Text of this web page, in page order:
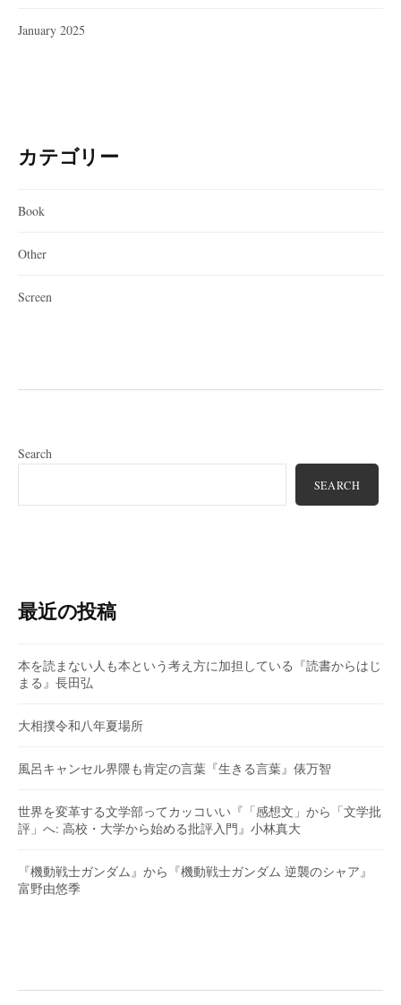
January 2025
カテゴリー
Book
Other
Screen
Search
SEARCH
最近の投稿
本を読まない人も本という考え方に加担している『読書からはじ
まる』長田弘
大相撲令和八年夏場所
風呂キャンセル界隈も肯定の言葉『生きる言葉』俵万智
世界を変革する文学部ってカッコいい『「感想文」から「文学批
評」へ: 高校・大学から始める批評入門』小林真大
『機動戦士ガンダム』から『機動戦士ガンダム 逆襲のシャア』
富野由悠季